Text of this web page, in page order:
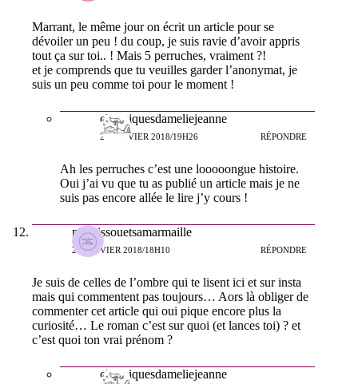
Marrant, le même jour on écrit un article pour se
dévoiler un peu ! du coup, je suis ravie d’avoir appris
tout ça sur toi.. ! Mais 5 perruches, vraiment ?!
et je comprends que tu veuilles garder l’anonymat, je
suis un peu comme toi pour le moment !
chroniquesdameliejeanne
25 JANVIER 2018/19H26 RÉPONDRE
Ah les perruches c’est une looooongue histoire.
Oui j’ai vu que tu as publié un article mais je ne
suis pas encore allée le lire j’y cours !
monlissouetsamarmaille
25 JANVIER 2018/18H10 RÉPONDRE
Je suis de celles de l’ombre qui te lisent ici et sur insta
mais qui commentent pas toujours… Aors là obliger de
commenter cet article qui oui pique encore plus la
curiosité… Le roman c’est sur quoi (et lances toi) ? et
c’est quoi ton vrai prénom ?
chroniquesdameliejeanne